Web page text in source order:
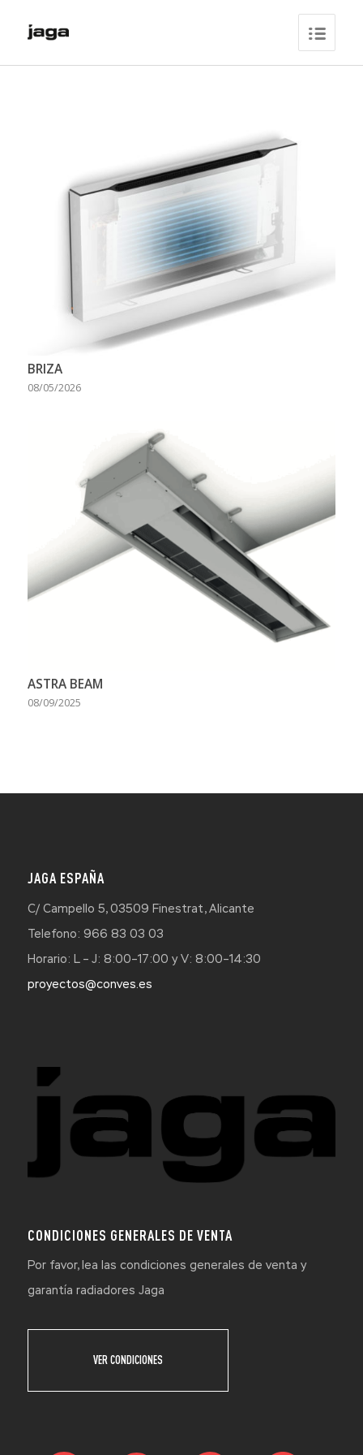
BRIZA
08/05/2026
ASTRA BEAM
08/09/2025
JAGA ESPAÑA
C/ Campello 5, 03509 Finestrat, Alicante
Telefono: 966 83 03 03
Horario: L – J: 8:00–17:00 y V: 8:00–14:30
proyectos@conves.es
CONDICIONES GENERALES DE VENTA
Por favor, lea las condiciones generales de venta y
garantía radiadores Jaga
VER CONDICIONES